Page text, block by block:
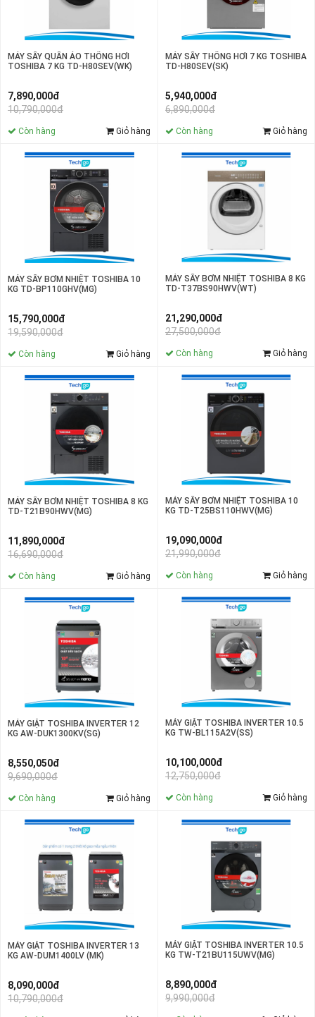
MÁY SẤY QUẦN ÁO THÔNG HƠI
TOSHIBA 7 KG TD-H80SEV(WK)
7,890,000đ
10,790,000đ
Còn hàng Giỏ hàng
MÁY SẤY THÔNG HƠI 7 KG TOSHIBA
TD-H80SEV(SK)
5,940,000đ
6,890,000đ
Còn hàng Giỏ hàng
MÁY SẤY BƠM NHIỆT TOSHIBA 10
KG TD-BP110GHV(MG)
15,790,000đ
19,590,000đ
Còn hàng Giỏ hàng
MÁY SẤY BƠM NHIỆT TOSHIBA 8 KG
TD-T37BS90HWV(WT)
21,290,000đ
27,500,000đ
Còn hàng Giỏ hàng
MÁY SẤY BƠM NHIỆT TOSHIBA 8 KG
TD-T21B90HWV(MG)
11,890,000đ
16,690,000đ
Còn hàng Giỏ hàng
MÁY SẤY BƠM NHIỆT TOSHIBA 10
KG TD-T25BS110HWV(MG)
19,090,000đ
21,990,000đ
Còn hàng Giỏ hàng
MÁY GIẶT TOSHIBA INVERTER 12
KG AW-DUK1300KV(SG)
8,550,050đ
9,690,000đ
Còn hàng Giỏ hàng
MÁY GIẶT TOSHIBA INVERTER 10.5
KG TW-BL115A2V(SS)
10,100,000đ
12,750,000đ
Còn hàng Giỏ hàng
MÁY GIẶT TOSHIBA INVERTER 13
KG AW-DUM1400LV (MK)
8,090,000đ
10,790,000đ
MÁY GIẶT TOSHIBA INVERTER 10.5
KG TW-T21BU115UWV(MG)
8,890,000đ
9,990,000đ